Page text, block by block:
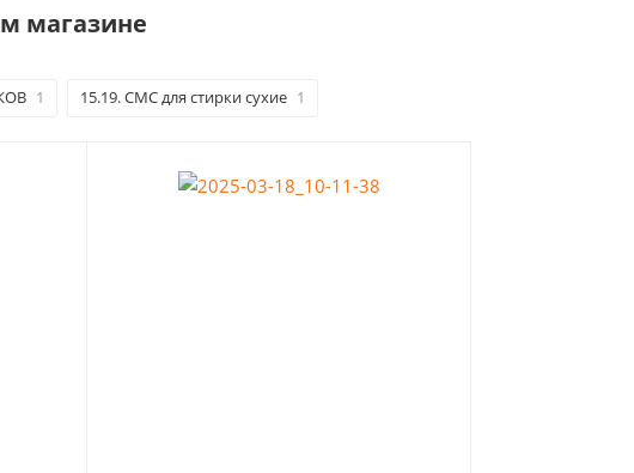
магазине
1 15.19. СМС для стирки сухие 1